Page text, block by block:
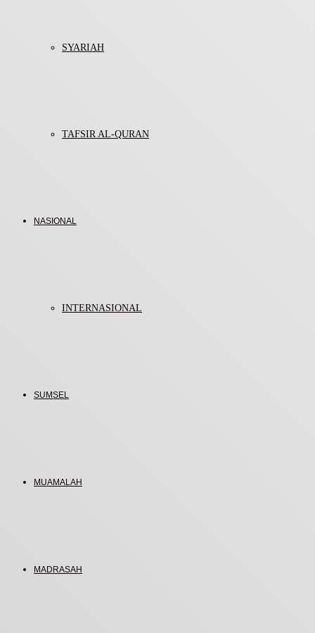
SYARIAH
TAFSIR AL-QURAN
NASIONAL
INTERNASIONAL
SUMSEL
MUAMALAH
MADRASAH